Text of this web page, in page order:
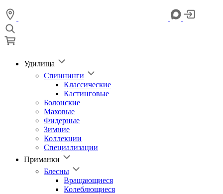
Удилища
Спиннинги
Классические
Кастинговые
Болонские
Маховые
Фидерные
Зимние
Коллекции
Специализации
Приманки
Блесны
Вращающиеся
Колеблющиеся